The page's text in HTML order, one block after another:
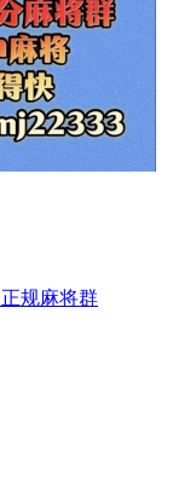
规麻将群